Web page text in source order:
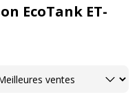
EcoTank ET-